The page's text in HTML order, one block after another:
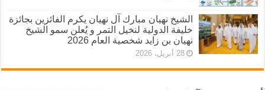
الشيخ نهيان مبارك آل نهيان يكرم الفائزين بجائزة
خليفة الدولية لنخيل التمر و يُعلن سمو الشيخ
نهيان بن زايد شخصية العام 2026
28 أبريل، 2026